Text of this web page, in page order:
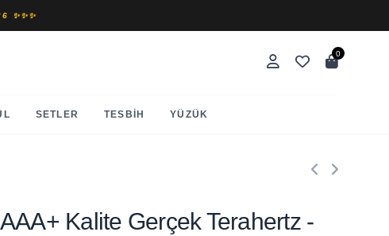
✨✨✨
0
SETLER TESBIH YÜZÜK
Kalite Gerçek Terahertz -